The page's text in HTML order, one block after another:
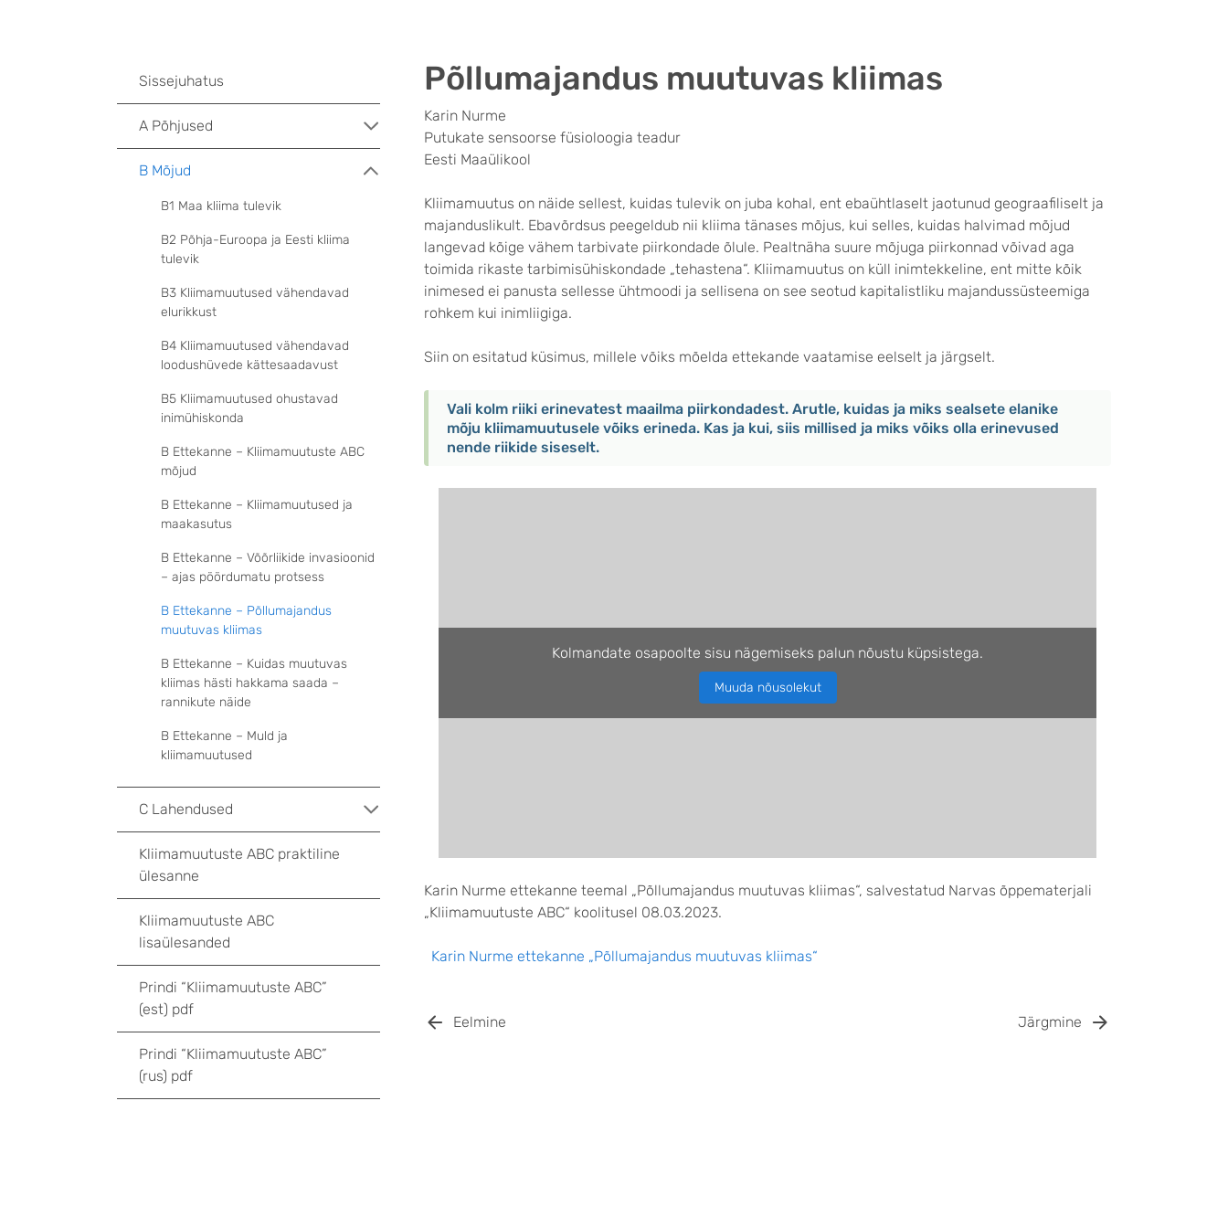
Põllumajandus muutuvas kliimas
Karin Nurme
Putukate sensoorse füsioloogia teadur
Eesti Maaülikool
Kliimamuutus on näide sellest, kuidas tulevik on juba kohal, ent ebaühtlaselt jaotunud geograafiliselt ja
majanduslikult. Ebavõrdsus peegeldub nii kliima tänases mõjus, kui selles, kuidas halvimad mõjud
langevad kõige vähem tarbivate piirkondade õlule. Pealtnäha suure mõjuga piirkonnad võivad aga
toimida rikaste tarbimisühiskondade „tehastena“. Kliimamuutus on küll inimtekkeline, ent mitte kõik
inimesed ei panusta sellesse ühtmoodi ja sellisena on see seotud kapitalistliku majandussüsteemiga
rohkem kui inimliigiga.
Siin on esitatud küsimus, millele võiks mõelda ettekande vaatamise eelselt ja järgselt.
Vali kolm riiki erinevatest maailma piirkondadest. Arutle, kuidas ja miks sealsete elanike
mõju kliimamuutusele võiks erineda. Kas ja kui, siis millised ja miks võiks olla erinevused
nende riikide siseselt.
Kolmandate osapoolte sisu nägemiseks palun nõustu küpsistega.
Muuda nõusolekut
Karin Nurme ettekanne teemal „Põllumajandus muutuvas kliimas“, salvestatud Narvas õppematerjali
„Kliimamuutuste ABC“ koolitusel 08.03.2023.
Karin Nurme ettekanne „Põllumajandus muutuvas kliimas“
Eelmine Järgmine
Sissejuhatus
A Põhjused
B Mõjud
B1 Maa kliima tulevik
B2 Põhja-Euroopa ja Eesti kliima
tulevik
B3 Kliimamuutused vähendavad
elurikkust
B4 Kliimamuutused vähendavad
loodushüvede kättesaadavust
B5 Kliimamuutused ohustavad
inimühiskonda
B Ettekanne – Kliimamuutuste ABC
mõjud
B Ettekanne – Kliimamuutused ja
maakasutus
B Ettekanne – Võõrliikide invasioonid
– ajas pöördumatu protsess
B Ettekanne – Põllumajandus
muutuvas kliimas
B Ettekanne – Kuidas muutuvas
kliimas hästi hakkama saada –
rannikute näide
B Ettekanne – Muld ja
kliimamuutused
C Lahendused
Kliimamuutuste ABC praktiline
ülesanne
Kliimamuutuste ABC
lisaülesanded
Prindi “Kliimamuutuste ABC”
(est) pdf
Prindi “Kliimamuutuste ABC”
(rus) pdf